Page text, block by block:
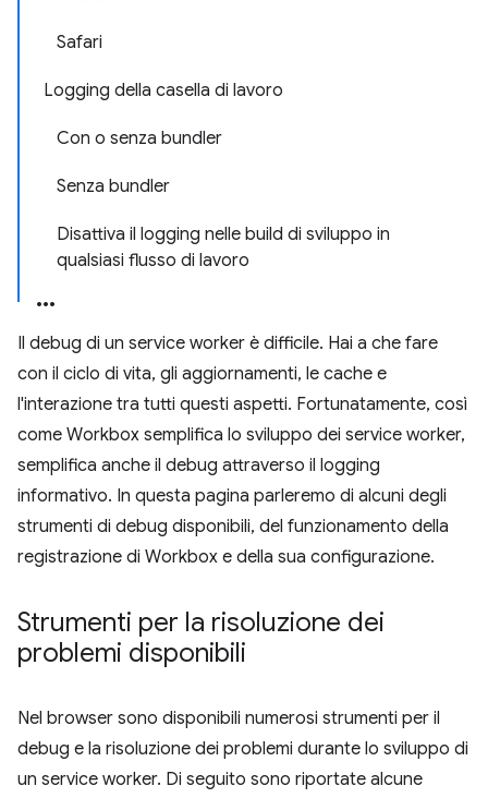
Safari
Logging della casella di lavoro
Con o senza bundler
Senza bundler
Disattiva il logging nelle build di sviluppo in
qualsiasi flusso di lavoro
Il debug di un service worker è difficile. Hai a che fare
con il ciclo di vita, gli aggiornamenti, le cache e
l'interazione tra tutti questi aspetti. Fortunatamente, così
come Workbox semplifica lo sviluppo dei service worker,
semplifica anche il debug attraverso il logging
informativo. In questa pagina parleremo di alcuni degli
strumenti di debug disponibili, del funzionamento della
registrazione di Workbox e della sua configurazione.
Strumenti per la risoluzione dei
problemi disponibili
Nel browser sono disponibili numerosi strumenti per il
debug e la risoluzione dei problemi durante lo sviluppo di
un service worker. Di seguito sono riportate alcune